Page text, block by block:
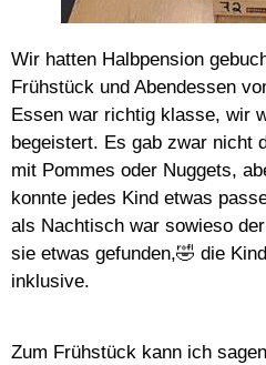
Wir hatten Halbpension
Frühstück und Abendessen
Essen war richtig klasse, wir
begeistert. Es gab zwar nicht
mit Pommes oder Nuggets,
konnte jedes Kind etwas
als Nachtisch war sowieso
sie etwas gefunden,🤣 die
inklusive.
Zum Frühstück kann ich